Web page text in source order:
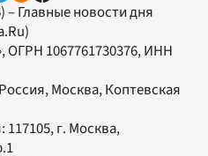
– Главные новости дня
, ОГРН 1067761730376, ИНН
Москва, Коптевская
117105, г. Москва,